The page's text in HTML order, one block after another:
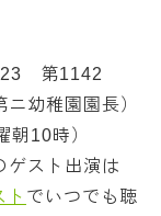
23 第1142
幼稚園園長）
朝10時）
ゲスト出演は
ト でいつでも聴